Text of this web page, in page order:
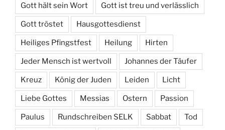
Gott hält sein Wort Gott ist treu und verlässlich
Gott tröstet Hausgottesdienst
Heiliges Pfingstfest Heilung Hirten
Jeder Mensch ist wertvoll Johannes der Täufer
Kreuz König der Juden Leiden Licht
Liebe Gottes Messias Ostern Passion
Paulus Rundschreiben SELK Sabbat Tod